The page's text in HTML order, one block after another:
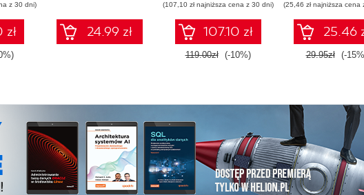
z 30 dni)
zł 24.99 zł
(107,10 zł najniższa cena z 30 dni)
107.10 zł
119.00zł (-10%)
(25,46 zł najniższa cena
25.46
29.95zł (-